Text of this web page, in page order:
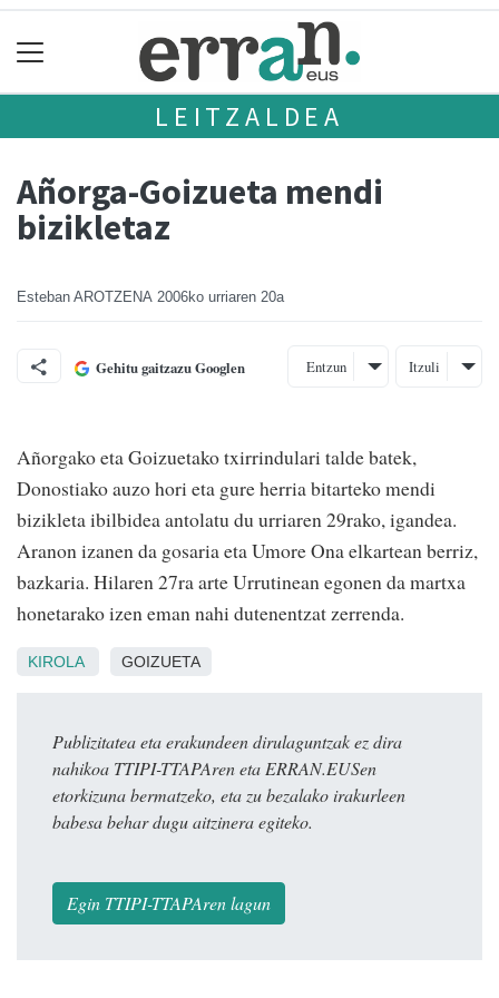
LEITZALDEA
Añorga-Goizueta mendi
bizikletaz
Esteban AROTZENA 2006ko urriaren 20a
Gehitu gaitzazu Googlen Entzun Itzuli
Añorgako eta Goizuetako txirrindulari talde batek,
Donostiako auzo hori eta gure herria bitarteko mendi
bizikleta ibilbidea antolatu du urriaren 29rako, igandea.
Aranon izanen da gosaria eta Umore Ona elkartean berriz,
bazkaria. Hilaren 27ra arte Urrutinean egonen da martxa
honetarako izen eman nahi dutenentzat zerrenda.
KIROLA GOIZUETA
Publizitatea eta erakundeen dirulaguntzak ez dira
nahikoa TTIPI-TTAPAren eta ERRAN.EUSen
etorkizuna bermatzeko, eta zu bezalako irakurleen
babesa behar dugu aitzinera egiteko.
Egin TTIPI-TTAPAren lagun